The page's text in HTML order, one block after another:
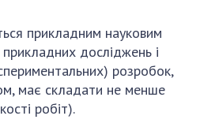
прикладним науковим
досліджень і
розробок,
має складати не менше
робіт).